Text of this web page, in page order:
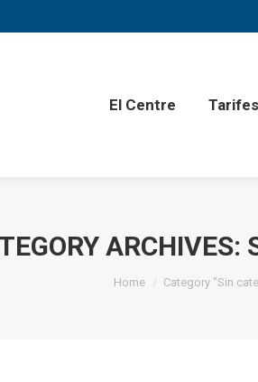
El Centre Tarifes
ARCHIVES:
You are here:
Home Category "Sin